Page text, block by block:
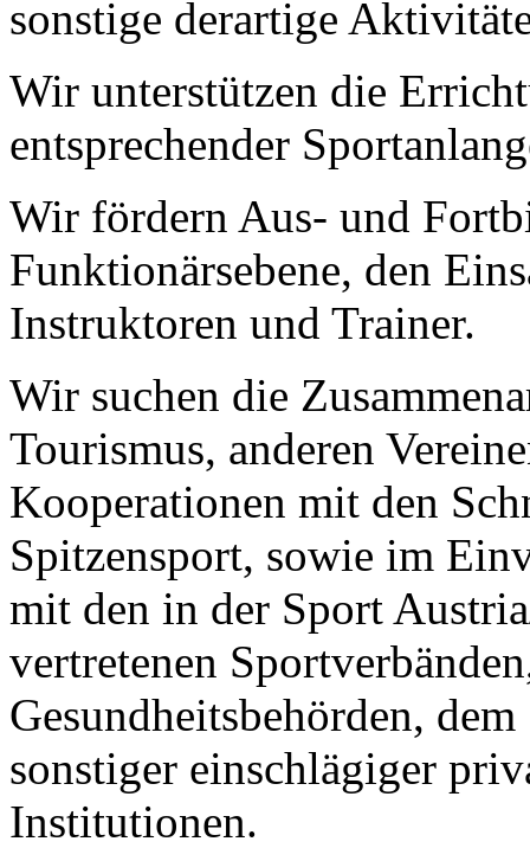
sonstige derartige
Wir unterstützen die
entsprechender
Wir fördern Aus- und
Funktionärsebene, den
Instruktoren und Trainer.
Wir suchen die
Tourismus, anderen
Kooperationen mit den
Spitzensport, sowie im
mit den in der Sport
vertretenen
Gesundheitsbehörden,
sonstiger einschlägiger
Institutionen.